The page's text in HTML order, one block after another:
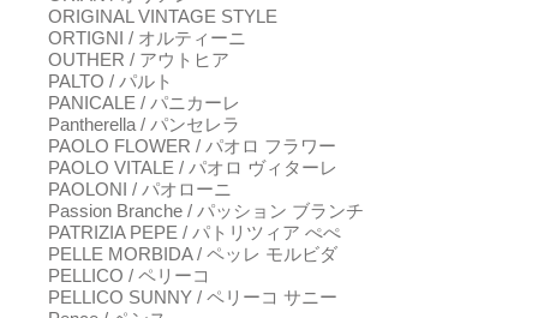
ORIGINAL VINTAGE STYLE
ORTIGNI / オルティーニ
OUTHER / アウトヒア
PALTO / パルト
PANICALE / パニカーレ
Pantherella / パンセレラ
PAOLO FLOWER / パオロ フラワー
PAOLO VITALE / パオロ ヴィターレ
PAOLONI / パオローニ
Passion Branche / パッション ブランチ
PATRIZIA PEPE / パトリツィア ぺぺ
PELLE MORBIDA / ペッレ モルビダ
PELLICO / ペリーコ
PELLICO SUNNY / ペリーコ サニー